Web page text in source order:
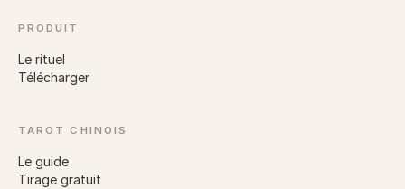
PRODUIT
Le rituel
Télécharger
TAROT CHINOIS
Le guide
Tirage gratuit